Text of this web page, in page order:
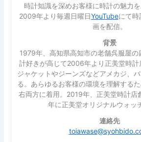
時計知識を深めお客様に時計の魅力を
2009年より毎週日曜日YouTubeにて時
画を配信。
背景
1979年、高知県高知市の老舗呉服屋の
計好きが高じて2006年より正美堂時計
ジャケットやジーンズなどアメカジ、
る。あらゆるお客様の環境を理解する
右両方に着用。2019年、正美堂時計店
年に正美堂オリジナルウォッ
連絡先